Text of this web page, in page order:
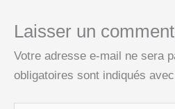
Laisser un
Votre adresse e-mail ne sera
obligatoires sont indiqués avec